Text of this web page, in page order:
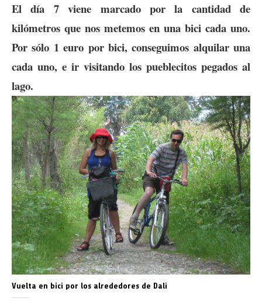
El día 7 viene marcado por la cantidad de
kilómetros que nos metemos en una bici cada uno.
Por sólo 1 euro por bici, conseguimos alquilar una
cada uno, e ir visitando los pueblecitos pegados al
lago.
Vuelta en bici por los alrededores de Dali